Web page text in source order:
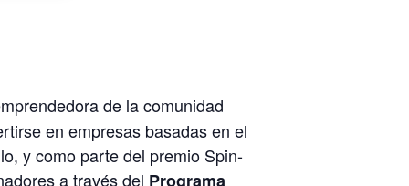
de la comunidad
en empresas basadas en el
y como parte del premio Spin-
a través del Programa